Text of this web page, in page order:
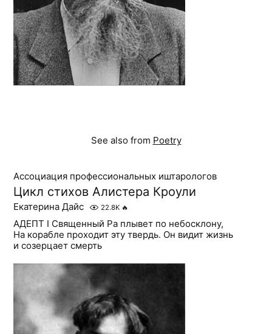
See also from Poetry
Ассоциация профессиональных иштарологов
Цикл стихов Алистера Кроули
Екатерина Дайс 22.8K 🔥
АДЕПТ I Священный Ра плывет по небосклону,
На корабле проходит эту твердь. Он видит жизнь
и созерцает смерть